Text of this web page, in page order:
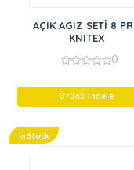
AÇIK AGIZ SETİ 8
KNITEX
of
0
Ürünü İncele
In Stock